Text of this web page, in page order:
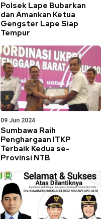
Polsek Lape Bubarkan
dan Amankan Ketua
Gengster Lape Siap
Tempur
09 Jun 2024
Sumbawa Raih
Penghargaan ITKP
Terbaik Kedua se-
Provinsi NTB